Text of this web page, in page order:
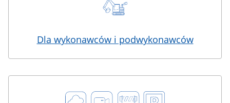
Dla wykonawców i podwykonawców